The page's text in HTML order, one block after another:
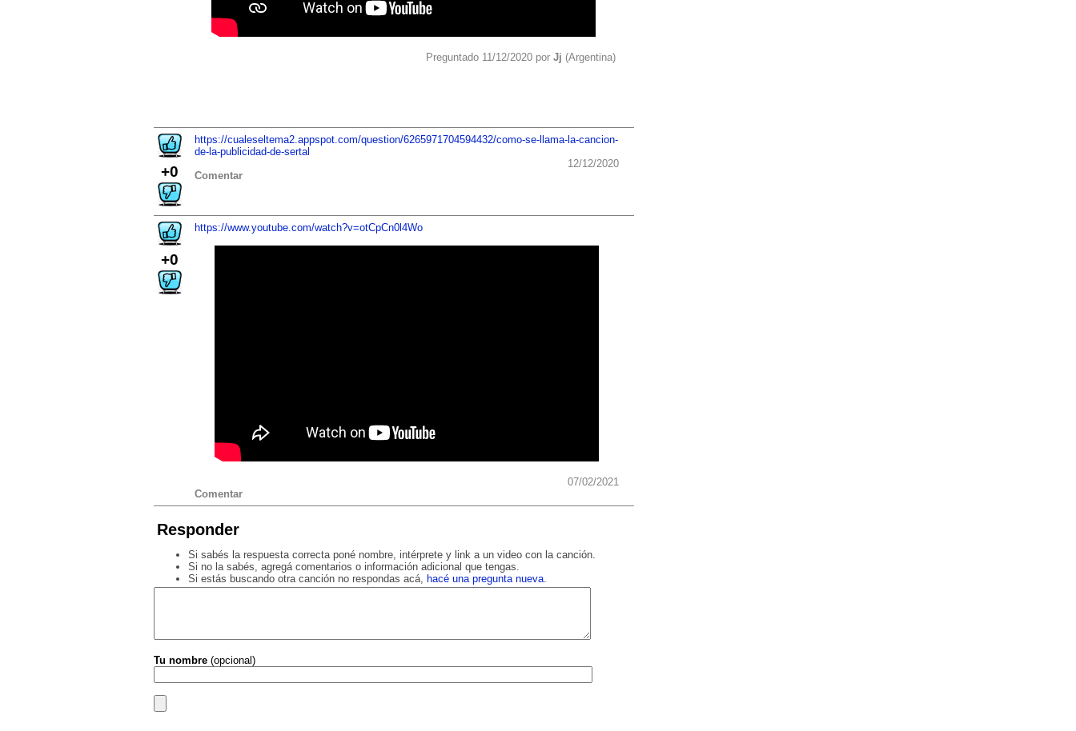
Preguntado 11/12/2020 por Jj (Argentina)
+0
https://cualeseltema2.appspot.com/question/6265971704594432/como-se-llama-la-cancion-
de-la-publicidad-de-sertal
12/12/2020
Comentar
+0
https://www.youtube.com/watch?v=otCpCn0l4Wo
07/02/2021
Comentar
Responder
Si sabés la respuesta correcta poné nombre, intérprete y link a un video con la canción.
Si no la sabés, agregá comentarios o información adicional que tengas.
Si estás buscando otra canción no respondas acá, hacé una pregunta nueva.
Tu nombre (opcional)